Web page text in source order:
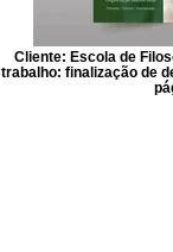
Cliente: Escola de
trabalho: finalização de